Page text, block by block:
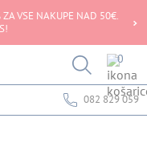
VSE NAKUPE NAD 50€.
0
082 829 059